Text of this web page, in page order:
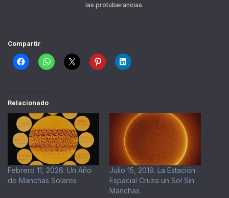
las protuberancias.
Compartir
Relacionado
Febrero 11, 2026. Un Año
de Manchas Solares
Julio 15, 2019. La Estación
Espacial Cruza un Sol Sin
Manchas.